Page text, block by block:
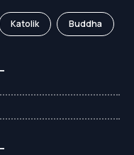
Katolik Buddha